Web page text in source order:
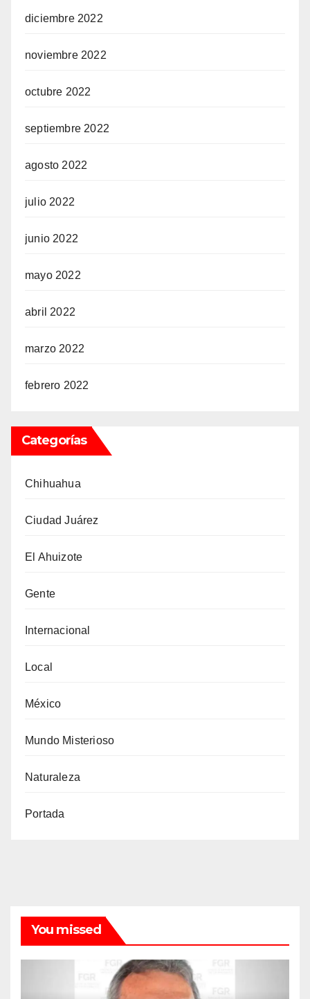
diciembre 2022
noviembre 2022
octubre 2022
septiembre 2022
agosto 2022
julio 2022
junio 2022
mayo 2022
abril 2022
marzo 2022
febrero 2022
Categorías
Chihuahua
Ciudad Juárez
El Ahuizote
Gente
Internacional
Local
México
Mundo Misterioso
Naturaleza
Portada
You missed